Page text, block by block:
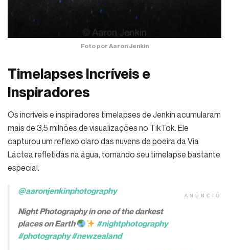
Foto por Aaron Jenkin
Timelapses Incríveis e
Inspiradores
Os incríveis e inspiradores timelapses de Jenkin acumularam
mais de 3,5 milhões de visualizações no TikTok. Ele
capturou um reflexo claro das nuvens de poeira da Via
Láctea refletidas na água, tornando seu timelapse bastante
especial.
ANÚNCIO
@aaronjenkinphotography
Night Photography in one of the darkest
places on Earth
#nightphotography
#photography #newzealand